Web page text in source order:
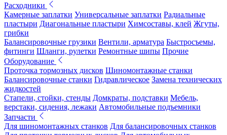
Расходники
Камерные заплатки Универсальные заплатки Радиальные
пластыри Диагональные пластыри Химсоставы, клей Жгуты,
грибки
Балансировочные грузики Вентили, арматура Быстросъемы,
фитинги Шланги, рулетки Ремонтные шипы Прочие
Оборудование
Проточка тормозных дисков Шиномонтажные станки
Балансировочные станки Гидравлическое Замена технических
жидкостей
Стапели, стойки, стенды Домкраты, подставки Мебель,
верстаки, сидения, лежаки Автомобильные подъемники
Запчасти
Для шиномонтажных станков Для балансировочных станков